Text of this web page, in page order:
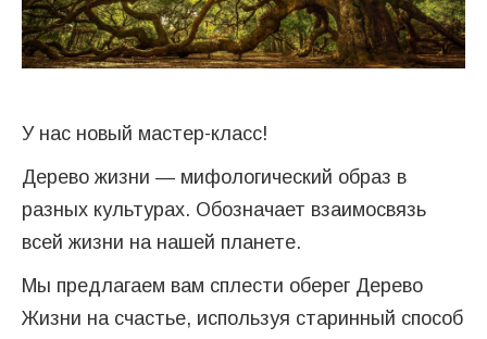
У нас новый мастер-класс!
Дерево жизни — мифологический образ в
разных культурах. Обозначает взаимосвязь
всей жизни на нашей планете.
Мы предлагаем вам сплести оберег Дерево
Жизни на счастье, используя старинный способ